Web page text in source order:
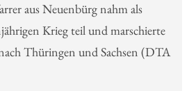
aus Neuenbürg nahm als
Krieg teil und marschierte
Thüringen und Sachsen (DTA